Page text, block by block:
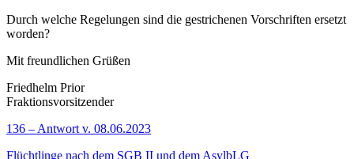
Durch welche Regelungen sind die gestrichenen Vorschriften ersetzt
worden?
Mit freundlichen Grüßen
Friedhelm Prior
Fraktionsvorsitzender
136 – Antwort v. 08.06.2023
Flüchtlinge nach dem SGB II und dem AsylbLG